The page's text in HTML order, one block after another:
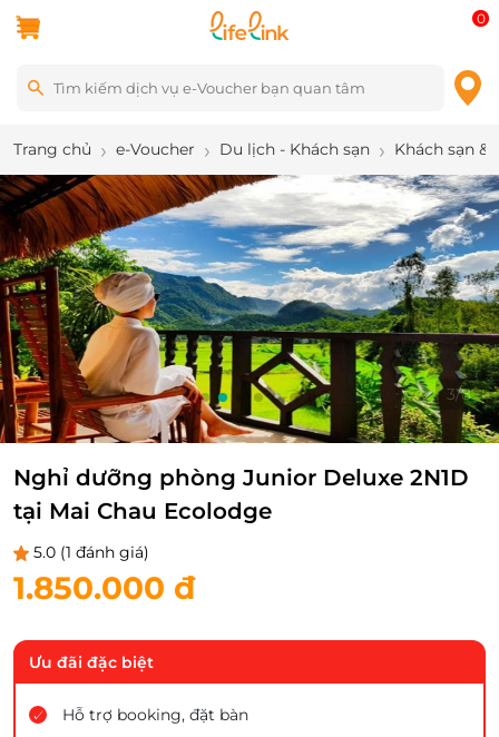
0
Trang chủ e-Voucher Du lịch - Khách sạn Khách sạn &
3/8
Nghỉ dưỡng phòng Junior Deluxe 2N1D
tại Mai Chau Ecolodge
5.0 (1 đánh giá)
1.850.000 đ
Ưu đãi đặc biệt
Hỗ trợ booking, đặt bàn